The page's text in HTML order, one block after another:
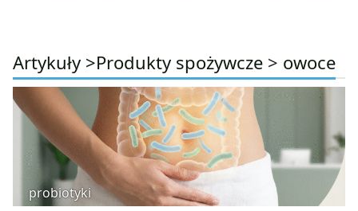
Artykuły >Produkty spożywcze > owoce
probiotyki